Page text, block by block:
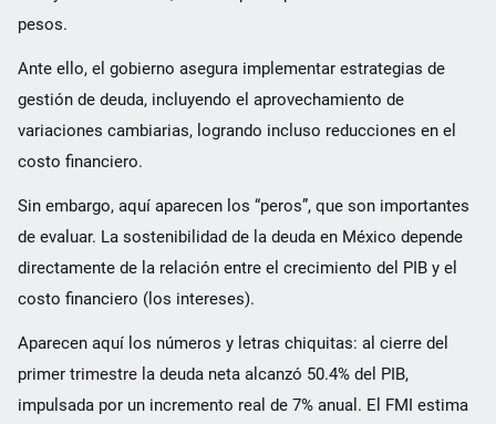
pesos.
Ante ello, el gobierno asegura implementar estrategias de
gestión de deuda, incluyendo el aprovechamiento de
variaciones cambiarias, logrando incluso reducciones en el
costo financiero.
Sin embargo, aquí aparecen los “peros”, que son importantes
de evaluar. La sostenibilidad de la deuda en México depende
directamente de la relación entre el crecimiento del PIB y el
costo financiero (los intereses).
Aparecen aquí los números y letras chiquitas: al cierre del
primer trimestre la deuda neta alcanzó 50.4% del PIB,
impulsada por un incremento real de 7% anual. El FMI estima